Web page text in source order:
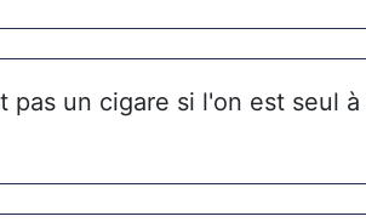
pas un cigare si l'on est seul